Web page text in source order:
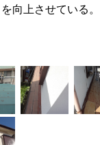
向上させている。
8 9